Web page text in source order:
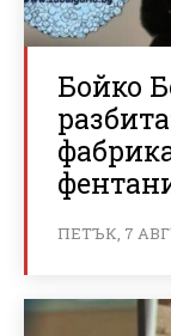
Бойко
ПЕТЪК, 7